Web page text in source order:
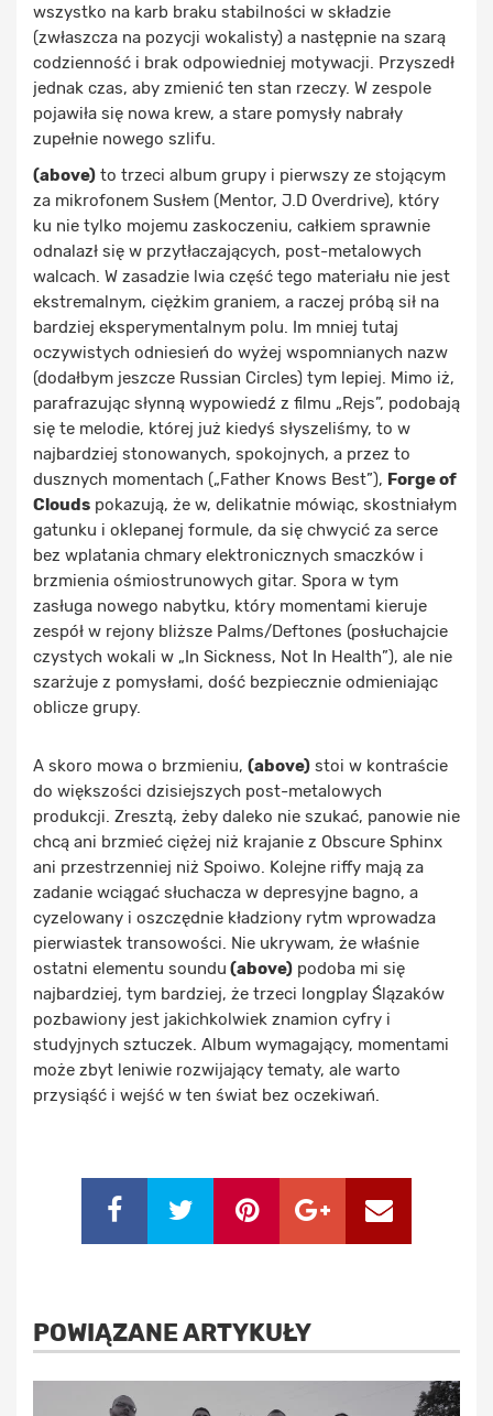
wszystko na karb braku stabilności w składzie
(zwłaszcza na pozycji wokalisty) a następnie na szarą
codzienność i brak odpowiedniej motywacji. Przyszedł
jednak czas, aby zmienić ten stan rzeczy. W zespole
pojawiła się nowa krew, a stare pomysły nabrały
zupełnie nowego szlifu.
(above) to trzeci album grupy i pierwszy ze stojącym
za mikrofonem Susłem (Mentor, J.D Overdrive), który
ku nie tylko mojemu zaskoczeniu, całkiem sprawnie
odnalazł się w przytłaczających, post-metalowych
walcach. W zasadzie lwia część tego materiału nie jest
ekstremalnym, ciężkim graniem, a raczej próbą sił na
bardziej eksperymentalnym polu. Im mniej tutaj
oczywistych odniesień do wyżej wspomnianych nazw
(dodałbym jeszcze Russian Circles) tym lepiej. Mimo iż,
parafrazując słynną wypowiedź z filmu „Rejs”, podobają
się te melodie, której już kiedyś słyszeliśmy, to w
najbardziej stonowanych, spokojnych, a przez to
dusznych momentach („Father Knows Best”), Forge of
Clouds pokazują, że w, delikatnie mówiąc, skostniałym
gatunku i oklepanej formule, da się chwycić za serce
bez wplatania chmary elektronicznych smaczków i
brzmienia ośmiostrunowych gitar. Spora w tym
zasługa nowego nabytku, który momentami kieruje
zespół w rejony bliższe Palms/Deftones (posłuchajcie
czystych wokali w „In Sickness, Not In Health”), ale nie
szarżuje z pomysłami, dość bezpiecznie odmieniając
oblicze grupy.
A skoro mowa o brzmieniu, (above) stoi w kontraście
do większości dzisiejszych post-metalowych
produkcji. Zresztą, żeby daleko nie szukać, panowie nie
chcą ani brzmieć ciężej niż krajanie z Obscure Sphinx
ani przestrzenniej niż Spoiwo. Kolejne riffy mają za
zadanie wciągać słuchacza w depresyjne bagno, a
cyzelowany i oszczędnie kładziony rytm wprowadza
pierwiastek transowości. Nie ukrywam, że właśnie
ostatni elementu soundu (above) podoba mi się
najbardziej, tym bardziej, że trzeci longplay Ślązaków
pozbawiony jest jakichkolwiek znamion cyfry i
studyjnych sztuczek. Album wymagający, momentami
może zbyt leniwie rozwijający tematy, ale warto
przysiąść i wejść w ten świat bez oczekiwań.
POWIĄZANE ARTYKUŁY